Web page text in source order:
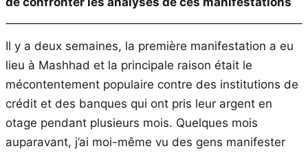
Il y a deux semaines, la première manifestation a eu
lieu à Mashhad et la principale raison était le
mécontentement populaire contre des institutions de
crédit et des banques qui ont pris leur argent en
otage pendant plusieurs mois. Quelques mois
auparavant, j’ai moi-même vu des gens manifester